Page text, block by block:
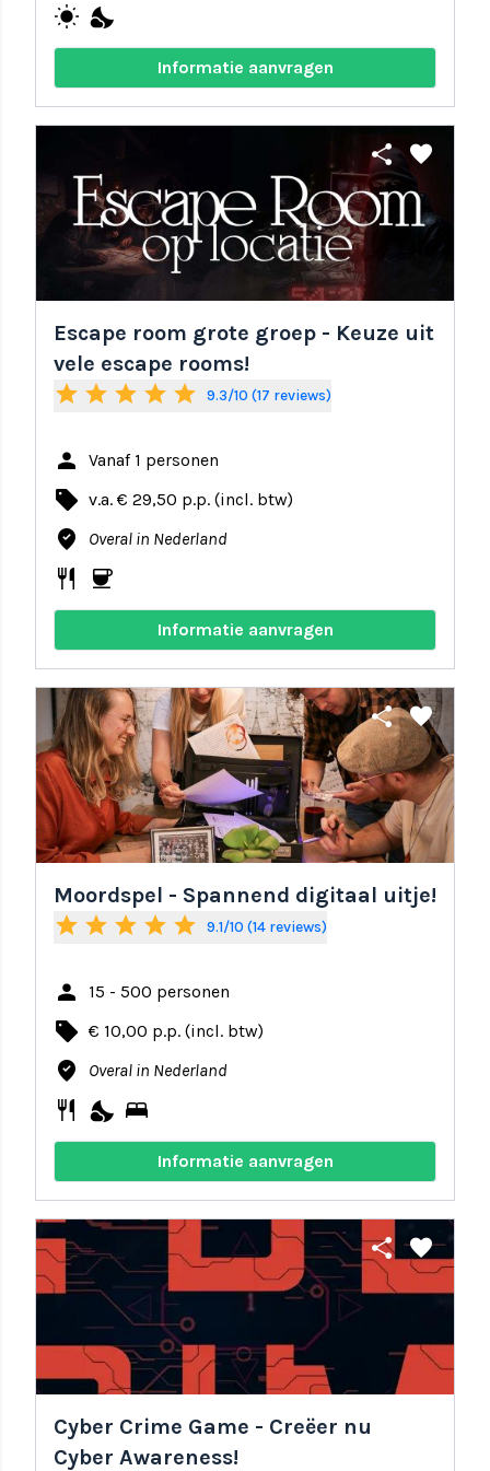
wb_sunny nights_stay
Informatie aanvragen
share favorite
Escape room grote groep - Keuze uit
vele escape rooms!
star star star star star 9.3/10 (17 reviews)
person Vanaf 1 personen
local_offer v.a. € 29,50 p.p. (incl. btw)
where_to_vote Overal in Nederland
restaurant coffee
Informatie aanvragen
share favorite
Moordspel - Spannend digitaal uitje!
star star star star star 9.1/10 (14 reviews)
person 15 - 500 personen
local_offer € 10,00 p.p. (incl. btw)
where_to_vote Overal in Nederland
restaurant nights_stay bed
Informatie aanvragen
share favorite
Cyber Crime Game - Creëer nu
Cyber Awareness!